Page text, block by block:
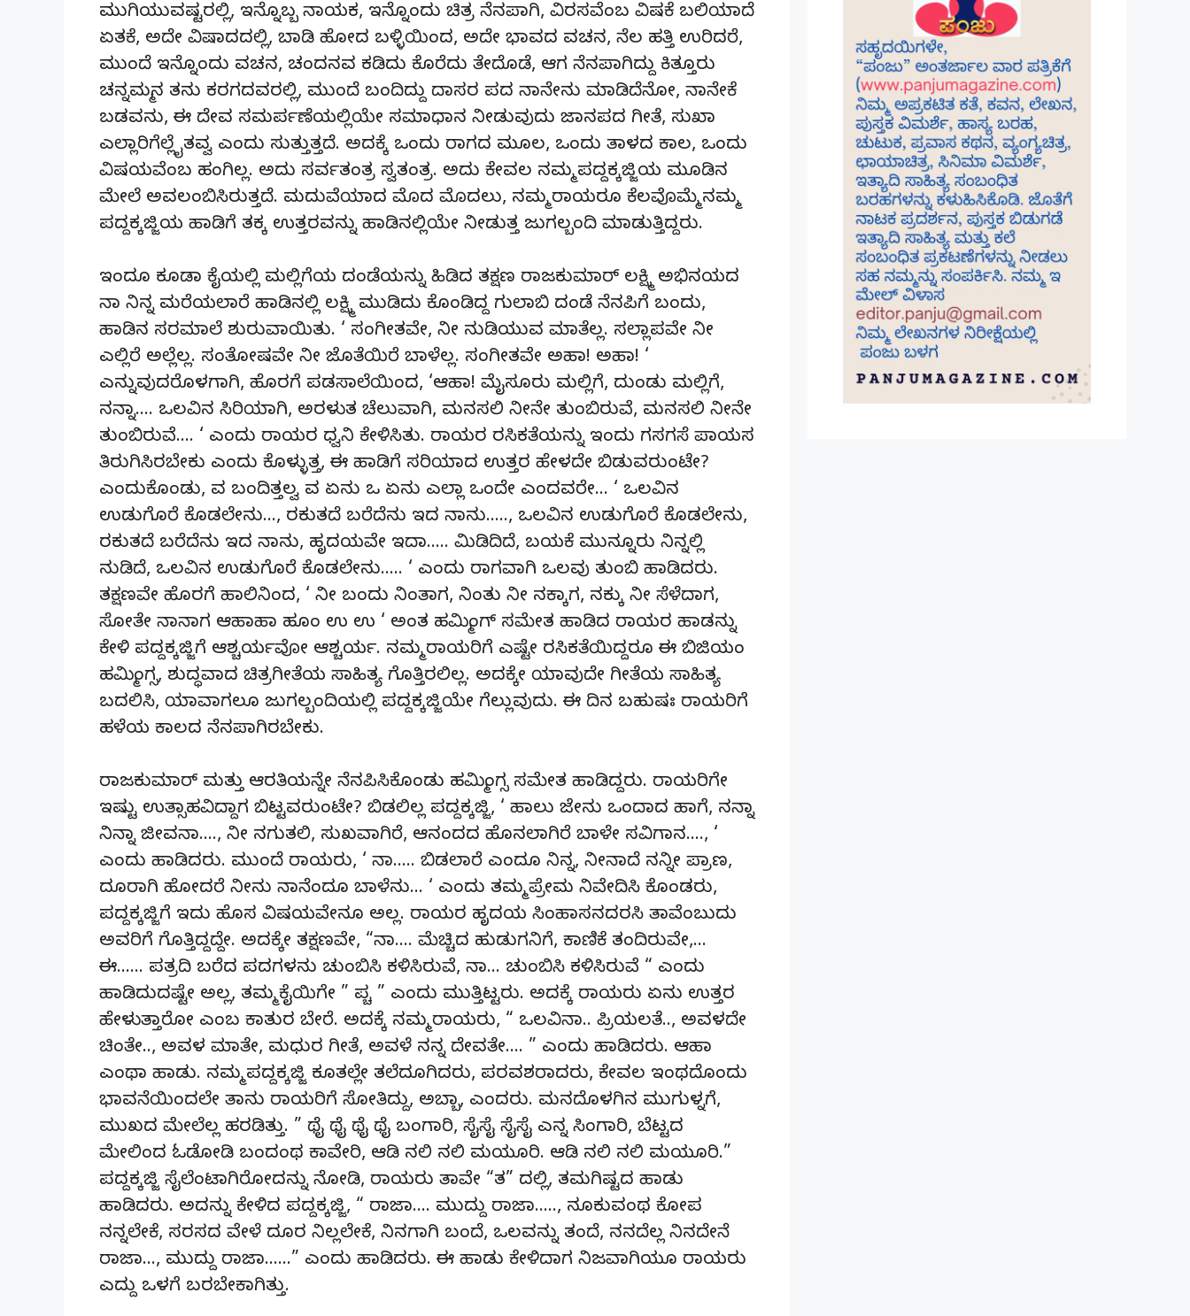
ಮುಗಿಯುವಷ್ಟರಲ್ಲಿ, ಇನ್ನೊಬ್ಬ ನಾಯಕ, ಇನ್ನೊಂದು ಚಿತ್ರ ನೆನಪಾಗಿ, ವಿರಸವೆಂಬ ವಿಷಕೆ ಬಲಿಯಾದೆ
ಏತಕೆ, ಅದೇ ವಿಷಾದದಲ್ಲಿ, ಬಾಡಿ ಹೋದ ಬಳ್ಳಿಯಿಂದ, ಅದೇ ಭಾವದ ವಚನ, ನೆಲ ಹತ್ತಿ ಉರಿದರೆ,
ಮುಂದೆ ಇನ್ನೊಂದು ವಚನ, ಚಂದನವ ಕಡಿದು ಕೊರೆದು ತೇದೊಡೆ, ಆಗ ನೆನಪಾಗಿದ್ದು ಕಿತ್ತೂರು
ಚನ್ನಮ್ಮನ ತನು ಕರಗದವರಲ್ಲಿ, ಮುಂದೆ ಬಂದಿದ್ದು ದಾಸರ ಪದ ನಾನೇನು ಮಾಡಿದೆನೋ, ನಾನೇಕೆ
ಬಡವನು, ಈ ದೇವ ಸಮರ್ಪಣೆಯಲ್ಲಿಯೇ ಸಮಾಧಾನ ನೀಡುವುದು ಜಾನಪದ ಗೀತೆ, ಸುಖಾ
ಎಲ್ಲಾರಿಗೆಲ್ಲೈತವ್ವ ಎಂದು ಸುತ್ತುತ್ತದೆ. ಅದಕ್ಕೆ ಒಂದು ರಾಗದ ಮೂಲ, ಒಂದು ತಾಳದ ಕಾಲ, ಒಂದು
ವಿಷಯವೆಂಬ ಹಂಗಿಲ್ಲ. ಅದು ಸರ್ವತಂತ್ರ ಸ್ವತಂತ್ರ. ಅದು ಕೇವಲ ನಮ್ಮ ಪದ್ದಕ್ಕಜ್ಜಿಯ ಮೂಡಿನ
ಮೇಲೆ ಅವಲಂಬಿಸಿರುತ್ತದೆ. ಮದುವೆಯಾದ ಮೊದ ಮೊದಲು, ನಮ್ಮ ರಾಯರೂ ಕೆಲವೊಮ್ಮೆ ನಮ್ಮ
ಪದ್ದಕ್ಕಜ್ಜಿಯ ಹಾಡಿಗೆ ತಕ್ಕ ಉತ್ತರವನ್ನು ಹಾಡಿನಲ್ಲಿಯೇ ನೀಡುತ್ತ ಜುಗಲ್ಬಂದಿ ಮಾಡುತ್ತಿದ್ದರು.
ಇಂದೂ ಕೂಡಾ ಕೈಯಲ್ಲಿ ಮಲ್ಲಿಗೆಯ ದಂಡೆಯನ್ನು ಹಿಡಿದ ತಕ್ಷಣ ರಾಜಕುಮಾರ್ ಲಕ್ಷ್ಮಿ ಅಭಿನಯದ
ನಾ ನಿನ್ನ ಮರೆಯಲಾರೆ ಹಾಡಿನಲ್ಲಿ ಲಕ್ಷ್ಮಿ ಮುಡಿದು ಕೊಂಡಿದ್ದ ಗುಲಾಬಿ ದಂಡೆ ನೆನಪಿಗೆ ಬಂದು,
ಹಾಡಿನ ಸರಮಾಲೆ ಶುರುವಾಯಿತು. ‘ ಸಂಗೀತವೇ, ನೀ ನುಡಿಯುವ ಮಾತೆಲ್ಲ. ಸಲ್ಲಾಪವೇ ನೀ
ಎಲ್ಲಿರೆ ಅಲ್ಲೆಲ್ಲ. ಸಂತೋಷವೇ ನೀ ಜೊತೆಯಿರೆ ಬಾಳೆಲ್ಲ. ಸಂಗೀತವೇ ಅಹಾ! ಅಹಾ! ‘
ಎನ್ನುವುದರೊಳಗಾಗಿ, ಹೊರಗೆ ಪಡಸಾಲೆಯಿಂದ, ‘ಆಹಾ! ಮೈಸೂರು ಮಲ್ಲಿಗೆ, ದುಂಡು ಮಲ್ಲಿಗೆ,
ನನ್ನಾ…. ಒಲವಿನ ಸಿರಿಯಾಗಿ, ಅರಳುತ ಚೆಲುವಾಗಿ, ಮನಸಲಿ ನೀನೇ ತುಂಬಿರುವೆ, ಮನಸಲಿ ನೀನೇ
ತುಂಬಿರುವೆ…. ‘ ಎಂದು ರಾಯರ ಧ್ವನಿ ಕೇಳಿಸಿತು. ರಾಯರ ರಸಿಕತೆಯನ್ನು ಇಂದು ಗಸಗಸೆ ಪಾಯಸ
ತಿರುಗಿಸಿರಬೇಕು ಎಂದು ಕೊಳ್ಳುತ್ತ, ಈ ಹಾಡಿಗೆ ಸರಿಯಾದ ಉತ್ತರ ಹೇಳದೇ ಬಿಡುವರುಂಟೇ?
ಎಂದುಕೊಂಡು, ವ ಬಂದಿತ್ತಲ್ವ ವ ಏನು ಒ ಏನು ಎಲ್ಲಾ ಒಂದೇ ಎಂದವರೇ… ‘ ಒಲವಿನ
ಉಡುಗೊರೆ ಕೊಡಲೇನು…, ರಕುತದೆ ಬರೆದೆನು ಇದ ನಾನು….., ಒಲವಿನ ಉಡುಗೊರೆ ಕೊಡಲೇನು,
ರಕುತದೆ ಬರೆದೆನು ಇದ ನಾನು, ಹೃದಯವೇ ಇದಾ….. ಮಿಡಿದಿದೆ, ಬಯಕೆ ಮುನ್ನೂರು ನಿನ್ನಲ್ಲಿ
ನುಡಿದೆ, ಒಲವಿನ ಉಡುಗೊರೆ ಕೊಡಲೇನು….. ‘ ಎಂದು ರಾಗವಾಗಿ ಒಲವು ತುಂಬಿ ಹಾಡಿದರು.
ತಕ್ಷಣವೇ ಹೊರಗೆ ಹಾಲಿನಿಂದ, ‘ ನೀ ಬಂದು ನಿಂತಾಗ, ನಿಂತು ನೀ ನಕ್ಕಾಗ, ನಕ್ಕು ನೀ ಸೆಳೆದಾಗ,
ಸೋತೇ ನಾನಾಗ ಆಹಾಹಾ ಹೂಂ ಉ ಉ ‘ ಅಂತ ಹಮ್ಮಿಂಗ್ ಸಮೇತ ಹಾಡಿದ ರಾಯರ ಹಾಡನ್ನು
ಕೇಳಿ ಪದ್ದಕ್ಕಜ್ಜಿಗೆ ಆಶ್ಚರ್ಯವೋ ಆಶ್ಚರ್ಯ. ನಮ್ಮ ರಾಯರಿಗೆ ಎಷ್ಟೇ ರಸಿಕತೆಯಿದ್ದರೂ ಈ ಬಿಜಿಯಂ
ಹಮ್ಮಿಂಗ್ಸ, ಶುದ್ಧವಾದ ಚಿತ್ರಗೀತೆಯ ಸಾಹಿತ್ಯ ಗೊತ್ತಿರಲಿಲ್ಲ. ಅದಕ್ಕೇ ಯಾವುದೇ ಗೀತೆಯ ಸಾಹಿತ್ಯ
ಬದಲಿಸಿ, ಯಾವಾಗಲೂ ಜುಗಲ್ಬಂದಿಯಲ್ಲಿ ಪದ್ದಕ್ಕಜ್ಜಿಯೇ ಗೆಲ್ಲುವುದು. ಈ ದಿನ ಬಹುಷಃ ರಾಯರಿಗೆ
ಹಳೆಯ ಕಾಲದ ನೆನಪಾಗಿರಬೇಕು.
ರಾಜಕುಮಾರ್ ಮತ್ತು ಆರತಿಯನ್ನೇ ನೆನಪಿಸಿಕೊಂಡು ಹಮ್ಮಿಂಗ್ಸ ಸಮೇತ ಹಾಡಿದ್ದರು. ರಾಯರಿಗೇ
ಇಷ್ಟು ಉತ್ಸಾಹವಿದ್ದಾಗ ಬಿಟ್ಟವರುಂಟೇ? ಬಿಡಲಿಲ್ಲ ಪದ್ದಕ್ಕಜ್ಜಿ, ‘ ಹಾಲು ಜೇನು ಒಂದಾದ ಹಾಗೆ, ನನ್ನಾ
ನಿನ್ನಾ ಜೀವನಾ…., ನೀ ನಗುತಲಿ, ಸುಖವಾಗಿರೆ, ಆನಂದದ ಹೊನಲಾಗಿರೆ ಬಾಳೇ ಸವಿಗಾನ…., ‘
ಎಂದು ಹಾಡಿದರು. ಮುಂದೆ ರಾಯರು, ‘ ನಾ….. ಬಿಡಲಾರೆ ಎಂದೂ ನಿನ್ನ, ನೀನಾದೆ ನನ್ನೀ ಪ್ರಾಣ,
ದೂರಾಗಿ ಹೋದರೆ ನೀನು ನಾನೆಂದೂ ಬಾಳೆನು… ‘ ಎಂದು ತಮ್ಮ ಪ್ರೇಮ ನಿವೇದಿಸಿ ಕೊಂಡರು,
ಪದ್ದಕ್ಕಜ್ಜಿಗೆ ಇದು ಹೊಸ ವಿಷಯವೇನೂ ಅಲ್ಲ. ರಾಯರ ಹೃದಯ ಸಿಂಹಾಸನದರಸಿ ತಾವೆಂಬುದು
ಅವರಿಗೆ ಗೊತ್ತಿದ್ದದ್ದೇ. ಅದಕ್ಕೇ ತಕ್ಷಣವೇ, “ನಾ…. ಮೆಚ್ಚಿದ ಹುಡುಗನಿಗೆ, ಕಾಣಿಕೆ ತಂದಿರುವೇ,…
ಈ…… ಪತ್ರದಿ ಬರೆದ ಪದಗಳನು ಚುಂಬಿಸಿ ಕಳಿಸಿರುವೆ, ನಾ… ಚುಂಬಿಸಿ ಕಳಿಸಿರುವೆ “ ಎಂದು
ಹಾಡಿದುದಷ್ಟೇ ಅಲ್ಲ, ತಮ್ಮ ಕೈಯಿಗೇ ” ಪ್ಚ ” ಎಂದು ಮುತ್ತಿಟ್ಟರು. ಅದಕ್ಕೆ ರಾಯರು ಏನು ಉತ್ತರ
ಹೇಳುತ್ತಾರೋ ಎಂಬ ಕಾತುರ ಬೇರೆ. ಅದಕ್ಕೆ ನಮ್ಮ ರಾಯರು, “ ಒಲವಿನಾ.. ಪ್ರಿಯಲತೆ.., ಅವಳದೇ
ಚಿಂತೇ.., ಅವಳ ಮಾತೇ, ಮಧುರ ಗೀತೆ, ಅವಳೆ ನನ್ನ ದೇವತೇ…. ” ಎಂದು ಹಾಡಿದರು. ಆಹಾ
ಎಂಥಾ ಹಾಡು. ನಮ್ಮ ಪದ್ದಕ್ಕಜ್ಜಿ ಕೂತಲ್ಲೇ ತಲೆದೂಗಿದರು, ಪರವಶರಾದರು, ಕೇವಲ ಇಂಥದೊಂದು
ಭಾವನೆಯಿಂದಲೇ ತಾನು ರಾಯರಿಗೆ ಸೋತಿದ್ದು, ಅಬ್ಬಾ, ಎಂದರು. ಮನದೊಳಗಿನ ಮುಗುಳ್ನಗೆ,
ಮುಖದ ಮೇಲೆಲ್ಲ ಹರಡಿತ್ತು. ” ಥೈ ಥೈ ಥೈ ಥೈ ಬಂಗಾರಿ, ಸೈಸೈ ಸೈಸೈ ಎನ್ನ ಸಿಂಗಾರಿ, ಬೆಟ್ಟದ
ಮೇಲಿಂದ ಓಡೋಡಿ ಬಂದಂಥ ಕಾವೇರಿ, ಆಡಿ ನಲಿ ನಲಿ ಮಯೂರಿ. ಆಡಿ ನಲಿ ನಲಿ ಮಯೂರಿ.”
ಪದ್ದಕ್ಕಜ್ಜಿ ಸೈಲೆಂಟಾಗಿರೋದನ್ನು ನೋಡಿ, ರಾಯರು ತಾವೇ “ತ” ದಲ್ಲಿ, ತಮಗಿಷ್ಟದ ಹಾಡು
ಹಾಡಿದರು. ಅದನ್ನು ಕೇಳಿದ ಪದ್ದಕ್ಕಜ್ಜಿ, “ ರಾಜಾ…. ಮುದ್ದು ರಾಜಾ….., ನೂಕುವಂಥ ಕೋಪ
ನನ್ನಲೇಕೆ, ಸರಸದ ವೇಳೆ ದೂರ ನಿಲ್ಲಲೇಕೆ, ನಿನಗಾಗಿ ಬಂದೆ, ಒಲವನ್ನು ತಂದೆ, ನನದೆಲ್ಲ ನಿನದೇನೆ
ರಾಜಾ…, ಮುದ್ದು ರಾಜಾ……” ಎಂದು ಹಾಡಿದರು. ಈ ಹಾಡು ಕೇಳಿದಾಗ ನಿಜವಾಗಿಯೂ ರಾಯರು
ಎದ್ದು ಒಳಗೆ ಬರಬೇಕಾಗಿತ್ತು.